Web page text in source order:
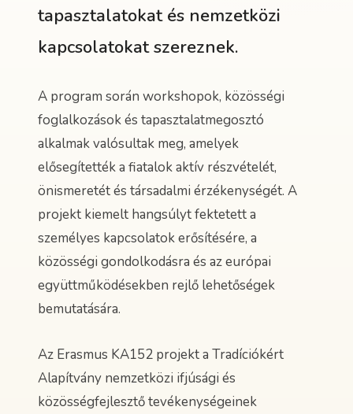
tapasztalatokat és nemzetközi
kapcsolatokat szereznek.
A program során workshopok, közösségi
foglalkozások és tapasztalatmegosztó
alkalmak valósultak meg, amelyek
elősegítették a fiatalok aktív részvételét,
önismeretét és társadalmi érzékenységét. A
projekt kiemelt hangsúlyt fektetett a
személyes kapcsolatok erősítésére, a
közösségi gondolkodásra és az európai
együttműködésekben rejlő lehetőségek
bemutatására.
Az Erasmus KA152 projekt a Tradíciókért
Alapítvány nemzetközi ifjúsági és
közösségfejlesztő tevékenységeinek